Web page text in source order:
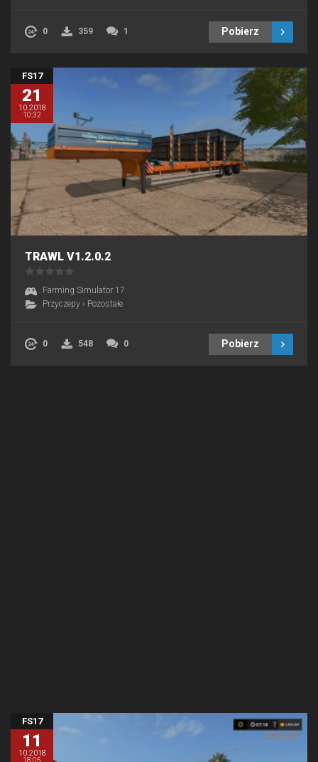
0 359 1 Pobierz
FS17
21
10.2018
10:32
TRAWL V1.2.0.2
Farming Simulator 17
Przyczepy › Pozostałe
0 548 0 Pobierz
FS17
11
10.2018
18:05